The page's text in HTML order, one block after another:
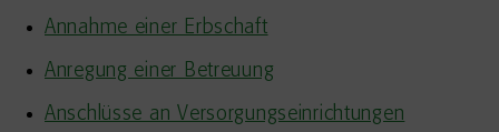
Annahme einer Erbschaft
Anregung einer Betreuung
Anschlüsse an Versorgungseinrichtungen